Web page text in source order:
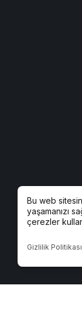
Bu web
yaşamanızı
çerezler
Gizlilik Politikası